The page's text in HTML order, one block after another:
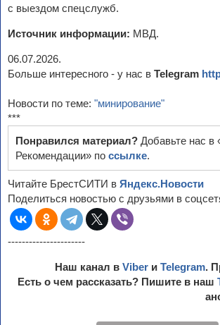
с выездом спецслужб.
Источник информации: МВД.
06.07.2026.
Больше интересного - у нас в Telegram
Новости по теме: "минирование"
***
Понравился материал? Добавьте нас в
Рекомендации» по ссылке.
Читайте БрестСИТИ в Яндекс.Новости
Поделиться новостью с друзьями в
----------------------
Наш канал в Viber и Telegram.
Есть о чем рассказать? Пишите в наш